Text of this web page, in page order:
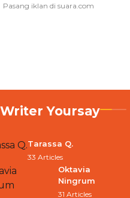
Yoursay
Tarassa Q.
33 Articles
Oktavia
Ningrum
31 Articles